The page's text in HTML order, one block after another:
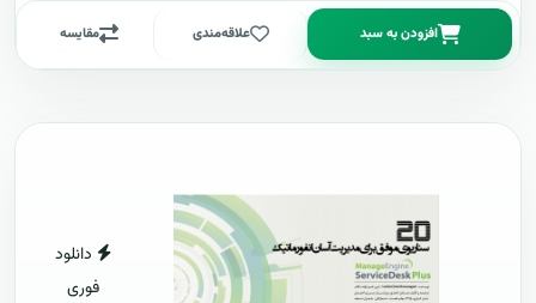
افزودن به سبد علاقه‌مندی مقایسه
دانلود
فوری